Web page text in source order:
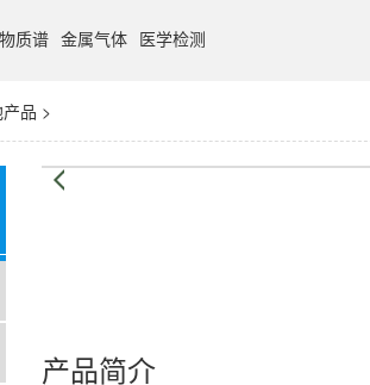
质谱 金属气体 医学检测
品 >
产品简介